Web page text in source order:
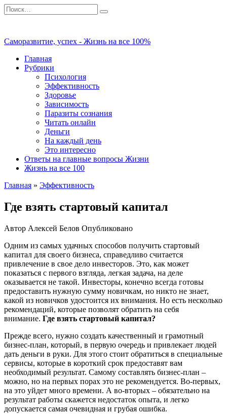
Перейти
к
Search
for:
Саморазвитие, успех - Жизнь на все 100%
Главная
Рубрики
Психология
Эффективность
Здоровье
Зависимость
Паразиты сознания
Читать онлайн
Деньги
На каждый день
Это интересно
Ответы на главные вопросы Жизни
Жизнь на все 100
Главная » Эффективность
Где взять стартовый капитал
Автор Алексей Белов Опубликовано
Одним из самых удачных способов получить стартовый
капитал для своего бизнеса, справедливо считается
привлечение в свое дело инвесторов. Это, как может
показаться с первого взгляда, легкая задача, на деле
оказывается не такой. Инвесторы, конечно всегда готовы
предоставить нужную сумму новичкам, но никто не знает,
какой из новичков удостоится их внимания. Но есть несколько
рекомендаций, которые позволят обратить на себя
внимание. Где взять стартовый капитал?
Прежде всего, нужно создать качественный и грамотный
бизнес-план, который, в первую очередь и привлекает людей
дать деньги в руки. Для этого стоит обратиться в специальные
сервисы, которые в короткий срок предоставят вам
необходимый результат. Самому составлять бизнес-план –
можно, но на первых порах это не рекомендуется. Во-первых,
на это уйдет много времени. А во-вторых – обязательно на
результат работы скажется недостаток опыта, и легко
допускается самая очевидная и грубая ошибка.